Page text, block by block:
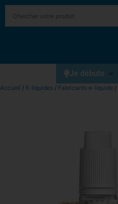
Je débute
Accueil / E-liquides / Fabricants e-liquide /